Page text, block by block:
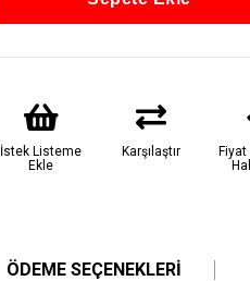
İstek Listeme
Ekle
Karşılaştır
ÖDEME SEÇENEKLERI